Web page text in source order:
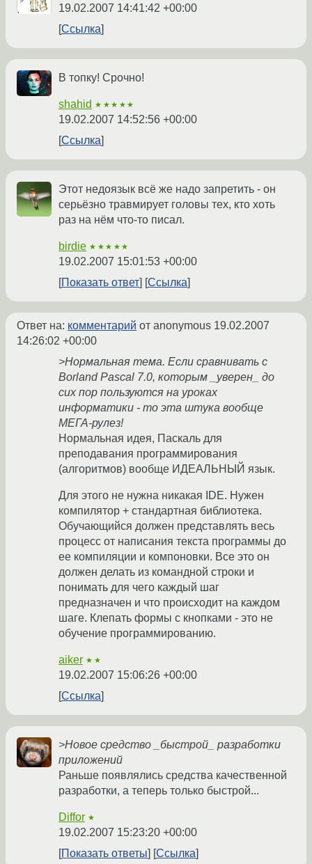
19.02.2007 14:41:42 +00:00
Ссылка
В топку! Срочно!
shahid ★★★★★
19.02.2007 14:52:56 +00:00
Ссылка
Этот недоязык всё же надо запретить - он
серьёзно травмирует головы тех, кто хоть
раз на нём что-то писал.
birdie ★★★★★
19.02.2007 15:01:53 +00:00
Показать ответ
Ссылка
Ответ на: комментарий от anonymous 19.02.2007
14:26:02 +00:00
>Нормальная тема. Если сравнивать с
Borland Pascal 7.0, которым _уверен_ до
сих пор пользуются на уроках
информатики - то эта штука вообще
МЕГА-рулез!
Нормальная идея, Паскаль для
преподавания программирования
(алгоритмов) вообще ИДЕАЛЬНЫЙ язык.
Для этого не нужна никакая IDE. Нужен
компилятор + стандартная библиотека.
Обучающийся должен представлять весь
процесс от написания текста программы до
ее компиляции и компоновки. Все это он
должен делать из командной строки и
понимать для чего каждый шаг
предназначен и что происходит на каждом
шаге. Клепать формы с кнопками - это не
обучение программированию.
aiker ★★
19.02.2007 15:06:26 +00:00
Ссылка
>Новое средство _быстрой_ разработки
приложений
Раньше появлялись средства качественной
разработки, а теперь только быстрой...
Diffor ★
19.02.2007 15:23:20 +00:00
Показать ответы
Ссылка